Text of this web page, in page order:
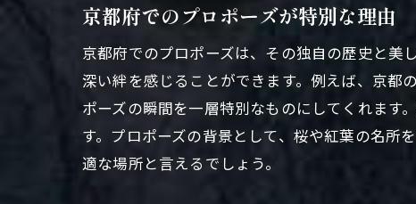
京都府でのプロポーズが特別な理由
京都府でのプロポーズは、その独自の歴史と美
深い絆を感じることができます。例えば、京都
ポーズの瞬間を一層特別なものにしてくれます
す。プロポーズの背景として、桜や紅葉の名所
適な場所と言えるでしょう。